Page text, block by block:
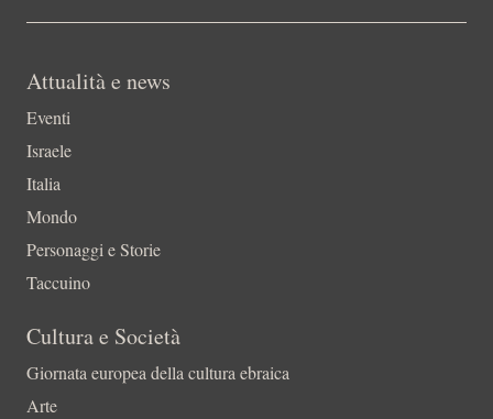
Attualità e news
Eventi
Israele
Italia
Mondo
Personaggi e Storie
Taccuino
Cultura e Società
Giornata europea della cultura ebraica
Arte